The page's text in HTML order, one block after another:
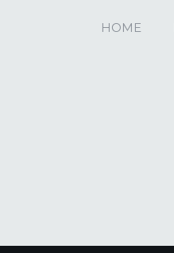
HOME